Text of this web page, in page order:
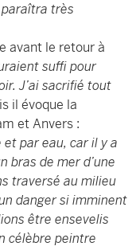
très
avant le retour à
suffi pour
J’ai sacrifié tout
il évoque la
et Anvers :
par eau, car il y a
bras de mer d’une
traversé au milieu
danger si imminent
être ensevelis
célèbre peintre